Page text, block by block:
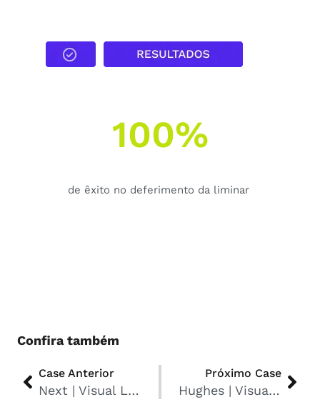
100%
de êxito no deferimento da liminar
Confira também
Case Anterior
Next | Visual Law | Diretiva de privacidade
Próximo Case
Hughes | Visual Law | Política de Privacidade para Colaboradores